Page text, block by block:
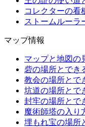
コレクターの看
ストームルーラ
マップ情報
マップと地図の
砦の場所とでき
教会の場所とで
坑道の場所とで
封牢の場所とで
魔術師塔の入り
埋もれ宝の場所